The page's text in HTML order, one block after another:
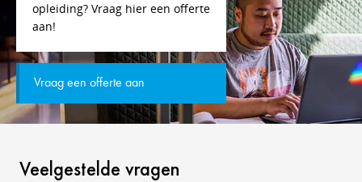
opleiding? Vraag hier een offerte
aan!
Vraag een offerte aan
Veelgestelde vragen